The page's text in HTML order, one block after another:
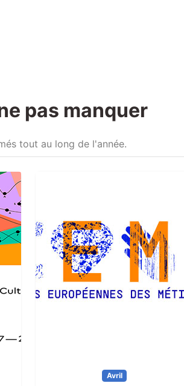
pas manquer
tout au long de l'année.
Avril